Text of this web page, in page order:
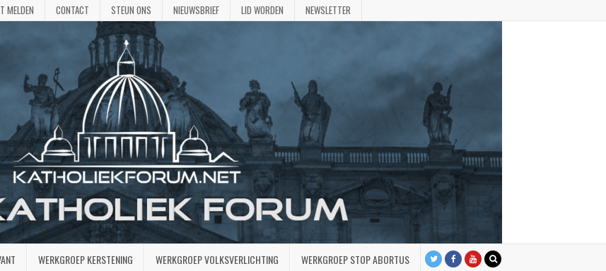
MELDEN CONTACT STEUN ONS NIEUWSBRIEF LID WORDEN NEWSLETTER
WERKGROEP KERSTENING WERKGROEP VOLKSVERLICHTING WERKGROEP STOP ABORTUS